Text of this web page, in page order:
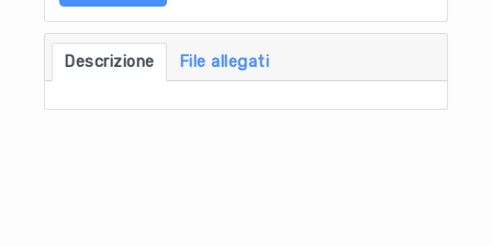
Descrizione File allegati